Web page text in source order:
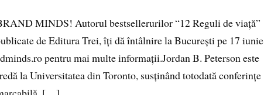
MINDS! Autorul bestsellerurilor “12 Reguli de viață”
de Editura Trei, îți dă întâlnire la București pe 17 iunie
pentru mai multe informații.Jordan B. Peterson este
la Universitatea din Toronto, susținând totodată conferințe